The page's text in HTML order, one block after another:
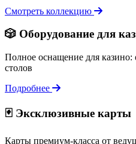
Смотреть коллекцию
🎲 Оборудование для
Полное оснащение для казино:
столов
Подробнее
🃏 Эксклюзивные карты
Карты премиум-класса от